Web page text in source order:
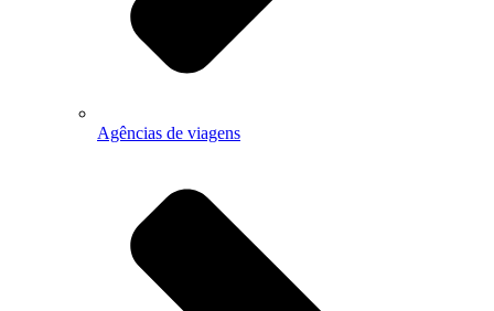
Agências de viagens